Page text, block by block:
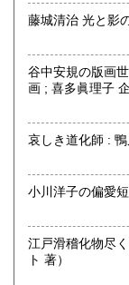
沖縄県
で管理していま
沿線名：JR環状
最寄駅：天満
り 12月31日から
注文については
のご注文分の発
じて行いますの
-
谷中安規の版画世界
画 ; 喜多眞理子
江戸滑稽化物尽くし ＜
ト 著）